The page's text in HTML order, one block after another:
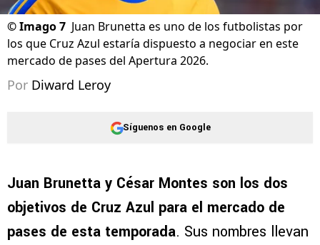
©Imago 7 Juan Brunetta es uno de los futbolistas por
los que Cruz Azul estaría dispuesto a negociar en este
mercado de pases del Apertura 2026.
Por Diward Leroy
Síguenos en Google
Juan Brunetta y César Montes son los dos
objetivos de Cruz Azul para el mercado de
pases de esta temporada. Sus nombres llevan